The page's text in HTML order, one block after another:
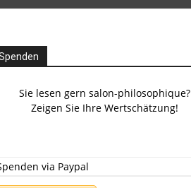
Sie lesen gern salon-philosophique?
Zeigen Sie Ihre Wertschätzung!
via Paypal